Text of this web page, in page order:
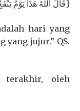
{قَالَ اللَّهُ هَذَا يَوْمُ
hari yang
jujur.” QS.
terakhir, oleh